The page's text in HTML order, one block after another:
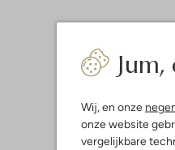
Wij, en onze
onze website
vergelijkbare